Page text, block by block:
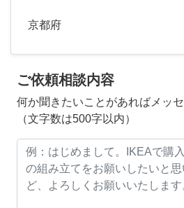
京都府
ご依頼相談内容
何か聞きたいことがあればメッ
（文字数は500字以内）